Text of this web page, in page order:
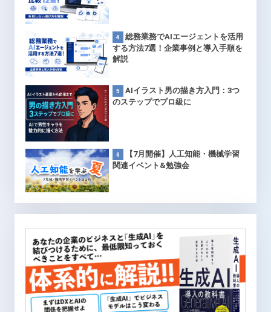
総務業務でAIエージェントを活用
する方法7選！企業事例と導入手順を
解説
AIイラスト男の描き方入門：3つ
のステップでプロ級に
【7月開催】人工知能・機械学習
関連イベント&勉強会